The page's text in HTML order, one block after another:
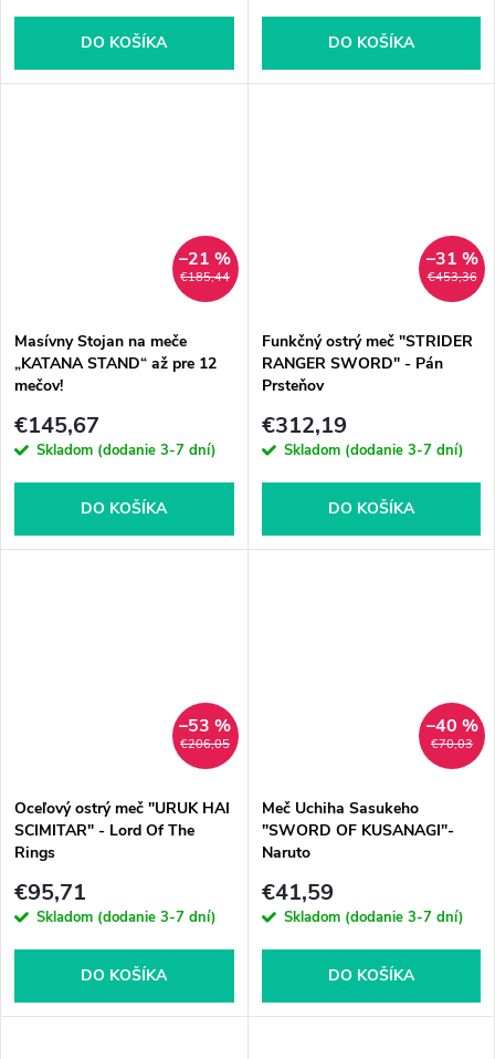
DO KOŠÍKA DO KOŠÍKA
€185,44
–21 %
Masívny Stojan na meče
„KATANA STAND“ až pre 12
mečov!
€145,67
Skladom (dodanie 3-7 dní)
DO KOŠÍKA
€453,36
–31 %
Funkčný ostrý meč "STRIDER
RANGER SWORD" - Pán
Prsteňov
€312,19
Skladom (dodanie 3-7 dní)
DO KOŠÍKA
€206,05
–53 %
Oceľový ostrý meč "URUK HAI
SCIMITAR" - Lord Of The
Rings
€95,71
Skladom (dodanie 3-7 dní)
DO KOŠÍKA
€70,03
–40 %
Meč Uchiha Sasukeho
"SWORD OF KUSANAGI"-
Naruto
€41,59
Skladom (dodanie 3-7 dní)
DO KOŠÍKA